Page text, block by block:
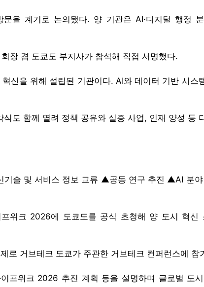
을 계기로 논의됐다. 양 기관은 AI·디지털 행정
장 겸 도쿄도 부지사가 참석해 직접 서명했다.
신을 위해 설립된 기관이다. AI와 데이터 기반 시
도 함께 열려 정책 공유와 실증 사업, 인재 양성 등
술 및 서비스 정보 교류 ▲공동 연구 추진 ▲AI 분
위크 2026에 도쿄도를 공식 초청해 양 도시 혁
로 거브테크 도쿄가 주관한 거브테크 컨퍼런스에
프위크 2026 추진 계획 등을 설명하며 글로벌 도